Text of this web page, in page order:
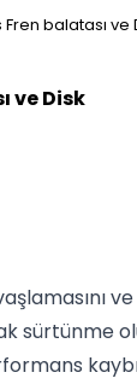
balatası ve
ve Disk